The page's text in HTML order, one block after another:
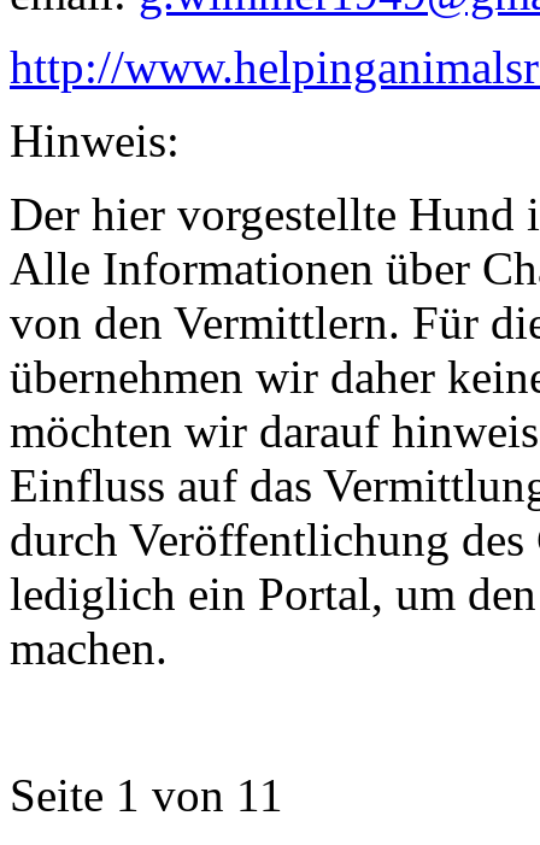
http://
Hinweis:
Der hier vorgestellte Hund
Alle Informationen über
von den Vermittlern. Für
übernehmen wir daher
möchten wir darauf
Einfluss auf das
durch Veröffentlichung des
lediglich ein Portal, um
machen.
Seite 1 von 11